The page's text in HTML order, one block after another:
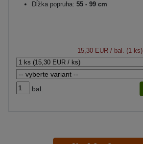
Dĺžka popruha: 55 - 99 cm
15,30 EUR/ bal. (1 ks)
bal.